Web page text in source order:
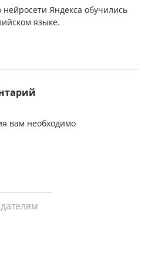
Яндекса обучились
языке.
вам необходимо